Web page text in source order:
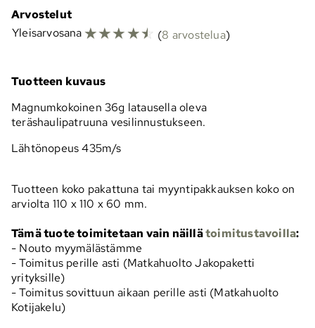
Arvostelut
Yleisarvosana ☆☆☆☆☆ (8 arvostelua)
Tuotteen kuvaus
Magnumkokoinen 36g latausella oleva
teräshaulipatruuna vesilinnustukseen.
Lähtönopeus 435m/s
Tuotteen koko pakattuna tai myyntipakkauksen koko on
arviolta 110 x 110 x 60 mm.
Tämä tuote toimitetaan vain näillätoimitustavoilla:
- Nouto myymälästämme
- Toimitus perille asti (Matkahuolto Jakopaketti
yrityksille)
- Toimitus sovittuun aikaan perille asti (Matkahuolto
Kotijakelu)